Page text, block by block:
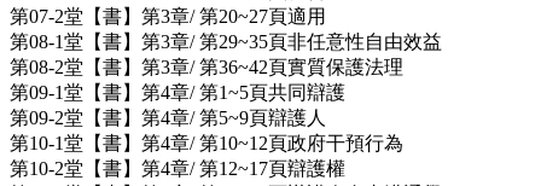
第07-2堂【書】第3章/ 第20~27頁適用
第08-1堂【書】第3章/ 第29~35頁非任意性自由效益
第08-2堂【書】第3章/ 第36~42頁實質保護法理
第09-1堂【書】第4章/ 第1~5頁共同辯護
第09-2堂【書】第4章/ 第5~9頁辯護人
第10-1堂【書】第4章/ 第10~12頁政府干預行為
第10-2堂【書】第4章/ 第12~17頁辯護權